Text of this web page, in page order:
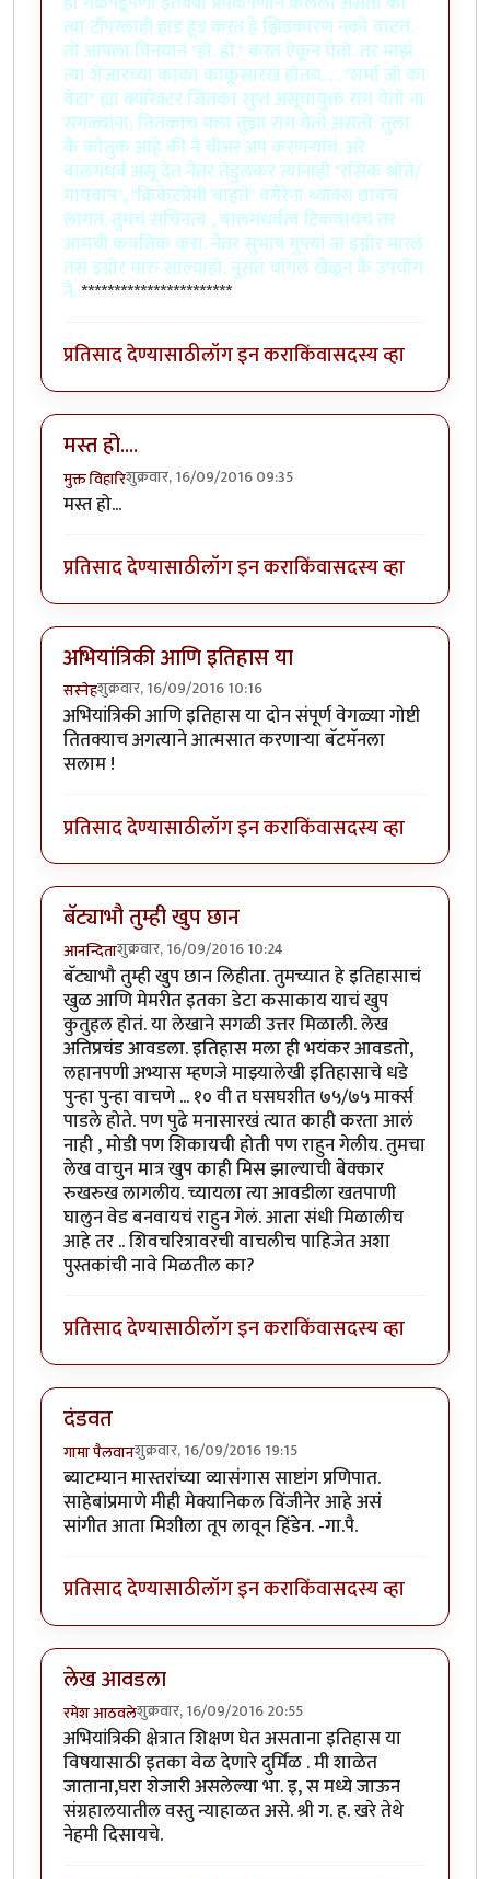
त्या टॉपरलाही हाड हूड करत हे झिडकारणं नको वाटतं.
तो आपला विनयानं "हो. हो." करत ऐकून घेतो. तर माझं
त्या शेजारच्या काका काकूंसारखं होतय. . . "शर्मा जी का
बेटा" ह्या क्यारेक्टर जितका सुप्त असूयायुक्त राग येतो ना
सगळ्यांना; तितकाच मला तुझा राग येतो असतो. तुला
कै कौतुक आहे की नै चीअर अप करणर्‍यांचं. अरे
बालगंधर्व असू देत नैतर तेंडुलकर त्यांनाही "रसिक श्रोते/
मायबाप", "क्रिकेटप्रेमी चाहते" वगैरेंना थ्यांक्स द्यावच
लागतं. तुमचं सचिनत्व , बालगंधर्वत्व टिकवायचं तर
आमची कवतिकं करा. नैतर सुभाष गुप्त्यां ना इग्नोर मारलं
तसं इग्नोर मारु साल्याहो. नुसतं चांगलं खेळून कै उपयोग
नै.***********************
प्रतिसाद देण्यासाठीलॉग इन कराकिंवासदस्य व्हा
मस्त हो....
मुक्त विहारिशुक्रवार, 16/09/2016 09:35
मस्त हो...
प्रतिसाद देण्यासाठीलॉग इन कराकिंवासदस्य व्हा
अभियांत्रिकी आणि इतिहास या
सस्नेहशुक्रवार, 16/09/2016 10:16
अभियांत्रिकी आणि इतिहास या दोन संपूर्ण वेगळ्या गोष्टी
तितक्याच अगत्याने आत्मसात करणाऱ्या बॅटमॅनला
सलाम !
प्रतिसाद देण्यासाठीलॉग इन कराकिंवासदस्य व्हा
बॅट्याभौ तुम्ही खुप छान
आनन्दिताशुक्रवार, 16/09/2016 10:24
बॅट्याभौ तुम्ही खुप छान लिहीता. तुमच्यात हे इतिहासाचं
खुळ आणि मेमरीत इतका डेटा कसाकाय याचं खुप
कुतुहल होतं. या लेखाने सगळी उत्तर मिळाली. लेख
अतिप्रचंड आवडला. इतिहास मला ही भयंकर आवडतो,
लहानपणी अभ्यास म्हणजे माझ्यालेखी इतिहासाचे धडे
पुन्हा पुन्हा वाचणे ... १० वी त घसघशीत ७५/७५ मार्क्स
पाडले होते. पण पुढे मनासारखं त्यात काही करता आलं
नाही , मोडी पण शिकायची होती पण राहुन गेलीय. तुमचा
लेख वाचुन मात्र खुप काही मिस झाल्याची बेक्कार
रुखरुख लागलीय. च्यायला त्या आवडीला खतपाणी
घालुन वेड बनवायचं राहुन गेलं. आता संधी मिळालीच
आहे तर .. शिवचरित्रावरची वाचलीच पाहिजेत अशा
पुस्तकांची नावे मिळतील का?
प्रतिसाद देण्यासाठीलॉग इन कराकिंवासदस्य व्हा
दंडवत
गामा पैलवानशुक्रवार, 16/09/2016 19:15
ब्याटम्यान मास्तरांच्या व्यासंगास साष्टांग प्रणिपात.
साहेबांप्रमाणे मीही मेक्यानिकल विंजीनेर आहे असं
सांगीत आता मिशीला तूप लावून हिंडेन. -गा.पै.
प्रतिसाद देण्यासाठीलॉग इन कराकिंवासदस्य व्हा
लेख आवडला
रमेश आठवलेशुक्रवार, 16/09/2016 20:55
अभियांत्रिकी क्षेत्रात शिक्षण घेत असताना इतिहास या
विषयासाठी इतका वेळ देणारे दुर्मिळ . मी शाळेत
जाताना,घरा शेजारी असलेल्या भा. इ, स मध्ये जाऊन
संग्रहालयातील वस्तु न्याहाळत असे. श्री ग. ह. खरे तेथे
नेहमी दिसायचे.